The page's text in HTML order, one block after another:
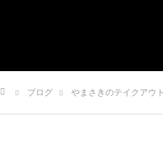
ブログ やまさきのテイクアウト